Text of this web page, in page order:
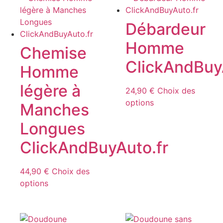
Les
options
peuvent
choisies
sur
la
page
du
produit
variations.
options
peuvent
être
choisies
la
page
Chemise
Homme
légère à
Manches
Longues
ClickAndBuyAuto.fr
44,90 € Choix des
optionsCe
plusieurs
Débardeur
Homme
24,90€ Choix des
optionsCe
variations.